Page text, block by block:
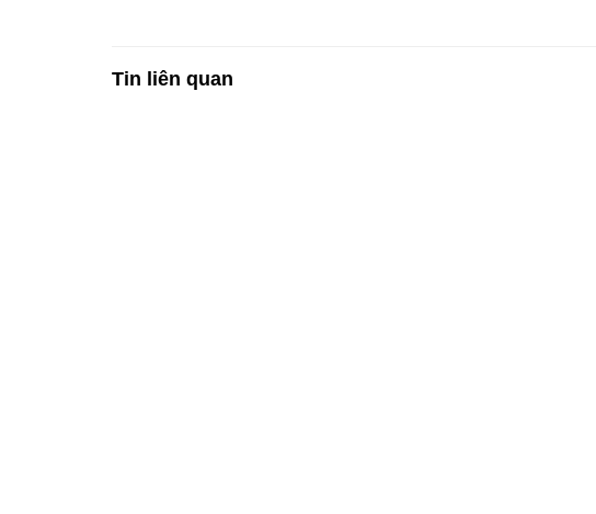
Tin liên quan